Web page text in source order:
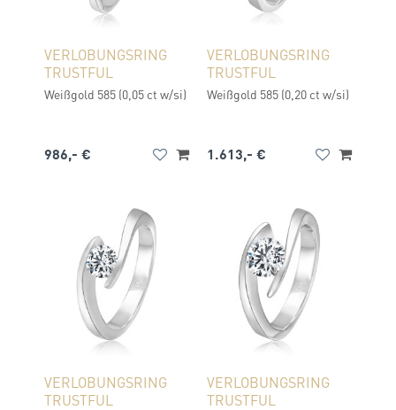
VERLOBUNGSRING
TRUSTFUL
Weißgold 585 (0,05 ct w/si)
986,- €
VERLOBUNGSRING
TRUSTFUL
Weißgold 585 (0,20 ct w/si)
1.613,- €
VERLOBUNGSRING
TRUSTFUL
VERLOBUNGSRING
TRUSTFUL